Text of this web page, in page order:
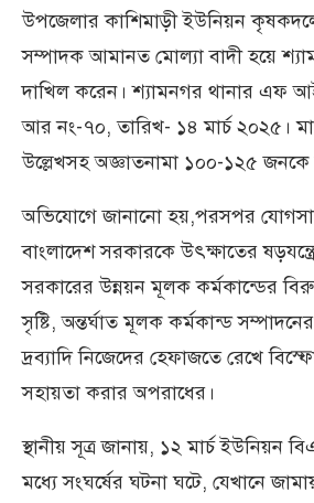
উপজেলার কাশিমাড়ী ইউনিয়ন
সম্পাদক আমানত মোল্যা বাদী হয়ে
দাখিল করেন। শ্যামনগর থানার এফ
আর নং-৭০, তারিখ- ১৪ মার্চ ২০২৫।
উল্লেখসহ অজ্ঞাতনামা ১০০-১২৫
অভিযোগে জানানো হয়,পরসপর
বাংলাদেশ সরকারকে উৎক্ষাতের
সরকারের উন্নয়ন মূলক কর্মকান্ডের
সৃষ্টি, অন্তর্ঘাত মূলক কর্মকান্ড
দ্রব্যাদি নিজেদের হেফাজতে রেখে
সহায়তা করার অপরাধের।
স্থানীয় সূত্র জানায়, ১২ মার্চ ইউনিয়ন
মধ্যে সংঘর্ষের ঘটনা ঘটে, যেখানে